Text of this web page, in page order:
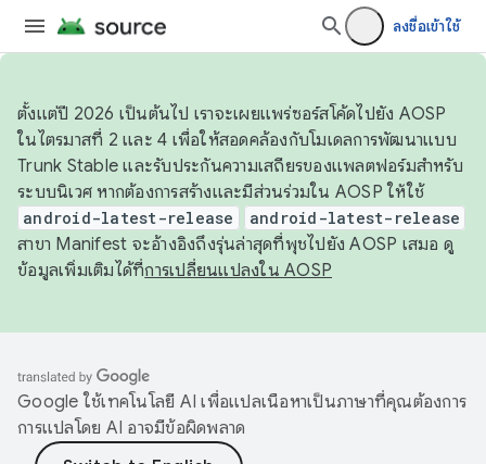
ลงชื่อเข้าใช้
ตั้งแต่ปี 2026 เป็นต้นไป เราจะเผยแพร่ซอร์สโค้ดไปยัง AOSP
ในไตรมาสที่ 2 และ 4 เพื่อให้สอดคล้องกับโมเดลการพัฒนาแบบ
Trunk Stable และรับประกันความเสถียรของแพลตฟอร์มสำหรับ
ระบบนิเวศ หากต้องการสร้างและมีส่วนร่วมใน AOSP ให้ใช้
android-latest-release android-latest-release
สาขา Manifest จะอ้างอิงถึงรุ่นล่าสุดที่พุชไปยัง AOSP เสมอ ดู
ข้อมูลเพิ่มเติมได้ที่การเปลี่ยนแปลงใน AOSP
Google ใช้เทคโนโลยี AI เพื่อแปลเนื้อหาเป็นภาษาที่คุณต้องการ
การแปลโดย AI อาจมีข้อผิดพลาด